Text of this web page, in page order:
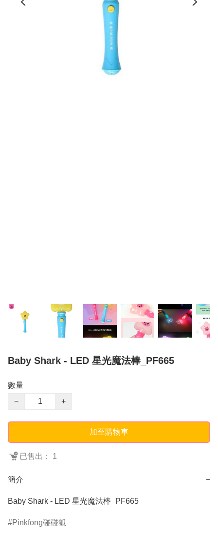
Baby Shark - LED 星光魔法棒_PF665
數量
−
+
加至購物車
已售出： 1
簡介 −
Baby Shark - LED 星光魔法棒_PF665
Pinkfong碰碰狐